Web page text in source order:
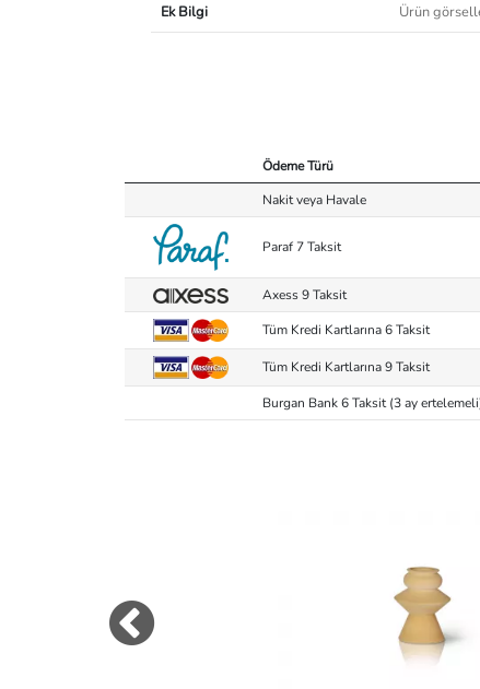
Ek Bilgi
Ürün
Ödeme Türü
Nakit veya Havale
Paraf 7 Taksit
Axess 9 Taksit
Tüm Kredi Kartlarına 6 Taksit
Tüm Kredi Kartlarına 9 Taksit
Burgan Bank 6 Taksit (3 ay